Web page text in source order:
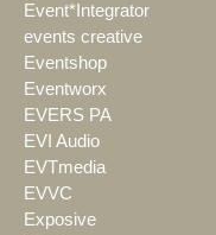
Event*Integrator
events creative
Eventshop
Eventworx
EVERS PA
EVI Audio
EVTmedia
EVVC
Exposive